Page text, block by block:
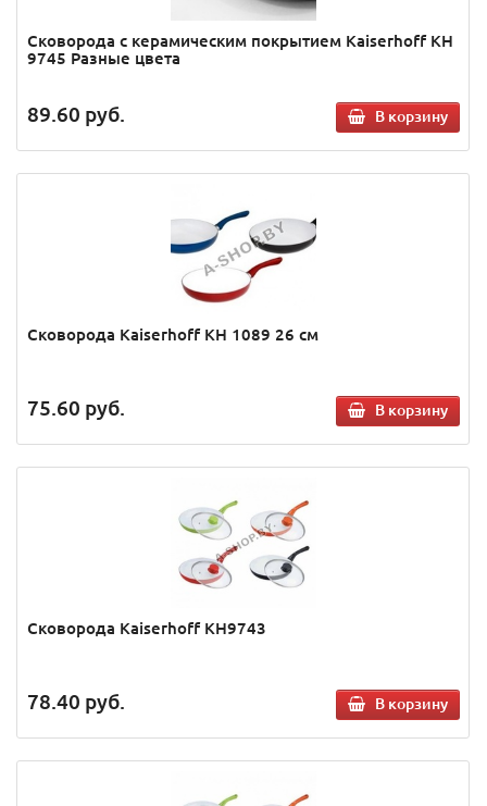
Сковорода с керамическим покрытием Kaiserhoff KH
9745 Разные цвета
89.60 руб. В корзину
Сковорода Kaiserhoff KH 1089 26 см
75.60 руб. В корзину
Сковорода Kaiserhoff KH9743
78.40 руб. В корзину